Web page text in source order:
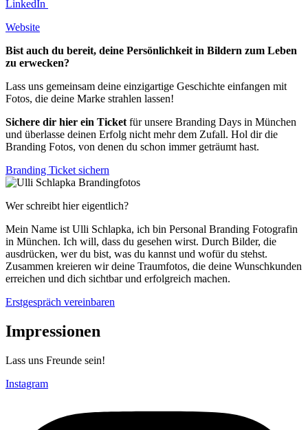
LinkedIn
Website
Bist auch du bereit, deine Persönlichkeit in Bildern zum Leben
zu erwecken?
Lass uns gemeinsam deine einzigartige Geschichte einfangen mit
Fotos, die deine Marke strahlen lassen!
Sichere dir hier ein Ticket für unsere Branding Days in München
und überlasse deinen Erfolg nicht mehr dem Zufall. Hol dir die
Branding Fotos, von denen du schon immer geträumt hast.
Branding Ticket sichern
Wer schreibt hier eigentlich?
Mein Name ist Ulli Schlapka, ich bin Personal Branding Fotografin
in München. Ich will, dass du gesehen wirst. Durch Bilder, die
ausdrücken, wer du bist, was du kannst und wofür du stehst.
Zusammen kreieren wir deine Traumfotos, die deine Wunschkunden
erreichen und dich sichtbar und erfolgreich machen.
Erstgespräch vereinbaren
Impressionen
Lass uns Freunde sein!
Instagram